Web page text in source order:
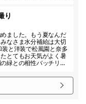
り
ました。もう夏なんだ
なさま水分補給は大切
と洋装で松風園と奈多
とてもお天気がよく暑
緑との相性バッチリ…